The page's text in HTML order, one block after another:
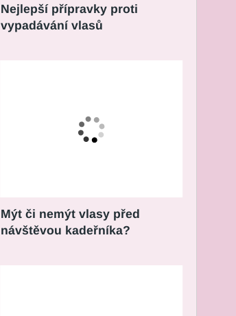
Nejlepší přípravky proti
vypadávání vlasů
Mýt či nemýt vlasy před
návštěvou kadeřníka?